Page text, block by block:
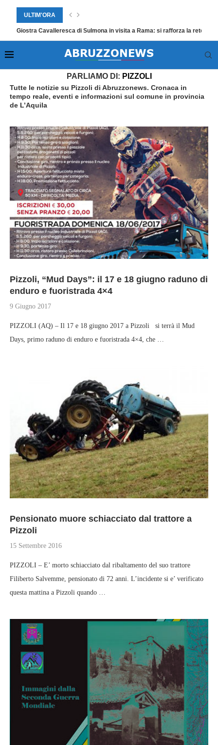
ULTIM'ORA
Giostra Cavalleresca di Sulmona in visita a Rama: si rafforza la rete
Home Pagina 4
PARLIAMO DI: PIZZOLI
Tutte le notizie su Pizzoli di Abruzzonews. Cronaca in
tempo reale, eventi e informazioni sul comune in provincia
de L’Aquila
Pizzoli, “Mud Days”: il 17 e 18 giugno raduno di
enduro e fuoristrada 4×4
9 Giugno 2017
PIZZOLI (AQ) – Il 17 e 18 giugno 2017 a Pizzoli si terrà il Mud
Days, primo raduno di enduro e fuoristrada 4×4, che …
Pensionato muore schiacciato dal trattore a
Pizzoli
15 Settembre 2016
PIZZOLI – E’ morto schiacciato dal ribaltamento del suo trattore
Filiberto Salvemme, pensionato di 72 anni. L’incidente si e’ verificato
questa mattina a Pizzoli quando …